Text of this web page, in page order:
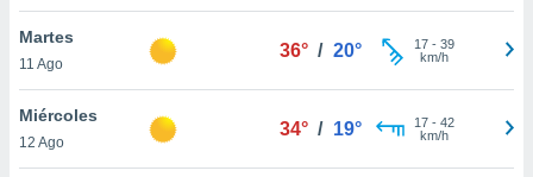
Martes
11 Ago
36° / 20° 17- 39
km/h
Miércoles
12 Ago
34° / 19° 17- 42
km/h